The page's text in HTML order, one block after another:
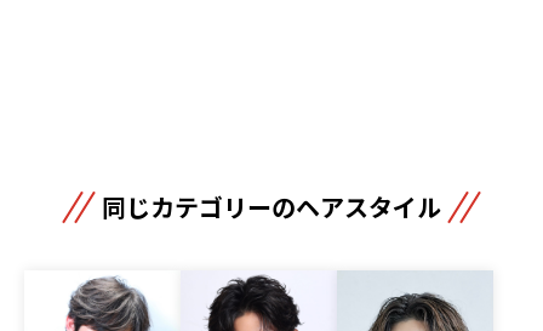
同じカテゴリーのヘアスタイル